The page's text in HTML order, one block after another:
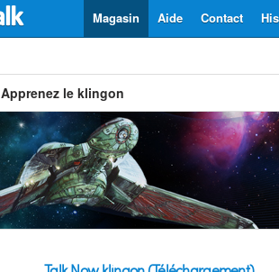
Contact
Aide
Magasin
Apprenez le klingon